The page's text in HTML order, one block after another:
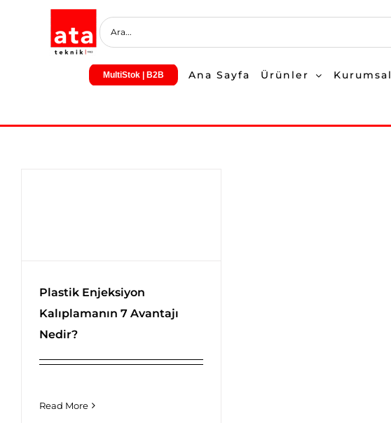
MultiStok | B2B Ana Sayfa Ürünler Kurumsal
Plastik Enjeksiyon Kalıplamanın
7 Avantajı Nedir?
Plastik Enjeksiyon
Kalıplamanın 7 Avantajı
Nedir?
Read More